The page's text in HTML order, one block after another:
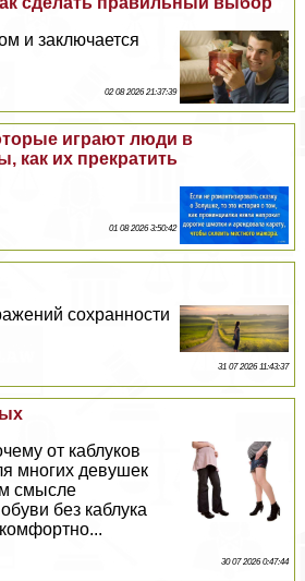
и заключается
02 08 2026 21:37:39
играют люди в
как их прекратить
01 08 2026 3:50:42
сохранности
31 07 2026 11:43:37
от каблуков
многих дeвyшек
смысле
без каблука
30 07 2026 0:47:44